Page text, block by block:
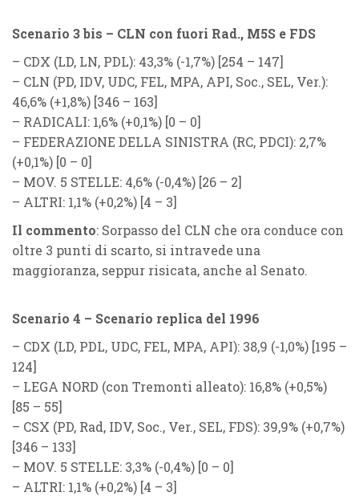
Scenario 3 bis – CLN con fuori Rad., M5S e FDS
– CDX (LD, LN, PDL): 43,3% (-1,7%) [254 – 147]
– CLN (PD, IDV, UDC, FEL, MPA, API, Soc., SEL, Ver.):
46,6% (+1,8%) [346 – 163]
– RADICALI: 1,6% (+0,1%) [0 – 0]
– FEDERAZIONE DELLA SINISTRA (RC, PDCI): 2,7%
(+0,1%) [0 – 0]
– MOV. 5 STELLE: 4,6% (-0,4%) [26 – 2]
– ALTRI: 1,1% (+0,2%) [4 – 3]
Il commento: Sorpasso del CLN che ora conduce con
oltre 3 punti di scarto, si intravede una
maggioranza, seppur risicata, anche al Senato.
Scenario 4 – Scenario replica del 1996
– CDX (LD, PDL, UDC, FEL, MPA, API): 38,9 (-1,0%) [195 –
124]
– LEGA NORD (con Tremonti alleato): 16,8% (+0,5%)
[85 – 55]
– CSX (PD, Rad, IDV, Soc., Ver., SEL, FDS): 39,9% (+0,7%)
[346 – 133]
– MOV. 5 STELLE: 3,3% (-0,4%) [0 – 0]
– ALTRI: 1,1% (+0,2%) [4 – 3]